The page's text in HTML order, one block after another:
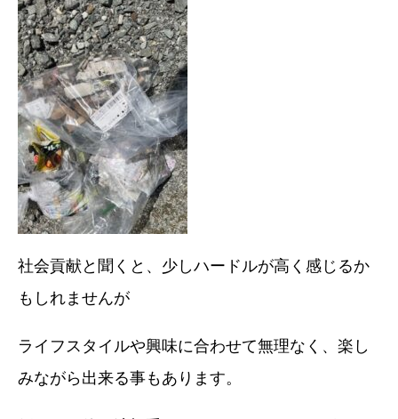
社会貢献と聞くと、少しハードルが高く感じるか
もしれませんが
ライフスタイルや興味に合わせて無理なく、楽し
みながら出来る事もあります。